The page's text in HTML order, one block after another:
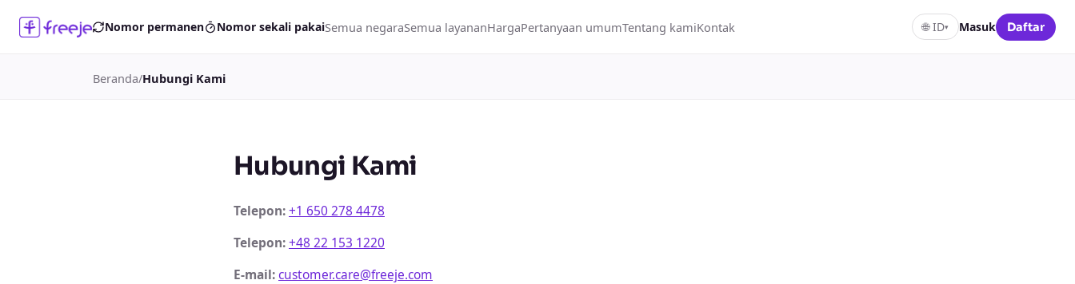
Nomor permanen Nomor sekali pakaiSemua negaraSemua layananHargaPertanyaan umumTentang kamiKontak 🌐ID▾ Masuk Daftar
Beranda/Hubungi Kami
Hubungi Kami
Telepon:+1 650 278 4478
Telepon:+48 22 153 1220
E-mail:customer.care@freeje.com